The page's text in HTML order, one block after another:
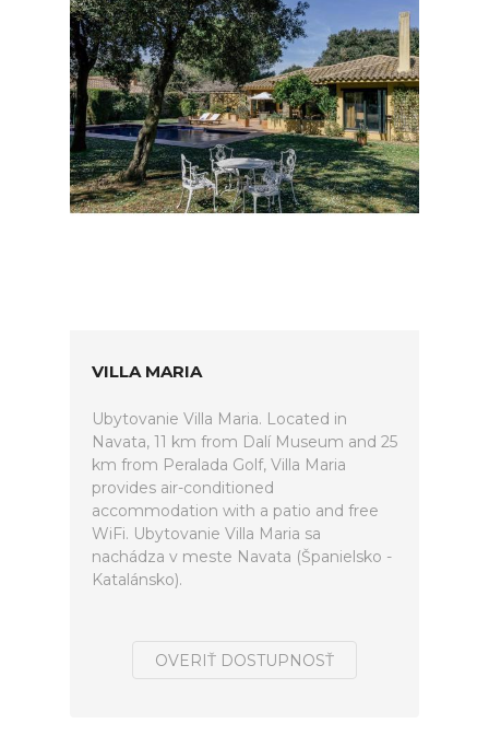
VILLA MARIA
Ubytovanie Villa Maria. Located in
Navata, 11 km from Dalí Museum and 25
km from Peralada Golf, Villa Maria
provides air-conditioned
accommodation with a patio and free
WiFi. Ubytovanie Villa Maria sa
nachádza v meste Navata (Španielsko -
Katalánsko).
OVERIŤ DOSTUPNOSŤ